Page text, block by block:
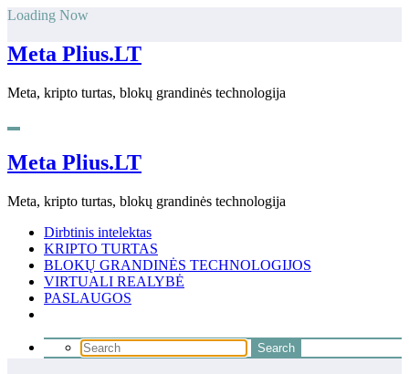
Skip
content
Loading Now
Meta Plius.LT
Meta, kripto turtas, blokų grandinės technologija
Meta Plius.LT
Meta, kripto turtas, blokų grandinės technologija
Dirbtinis intelektas
KRIPTO TURTAS
BLOKŲ GRANDINĖS TECHNOLOGIJOS
VIRTUALI REALYBĖ
PASLAUGOS